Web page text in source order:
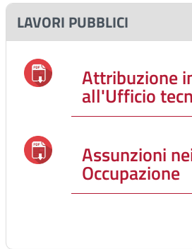
LAVORI PUBBLICI
Attribuzione
all'Ufficio
Assunzioni
Occupazione